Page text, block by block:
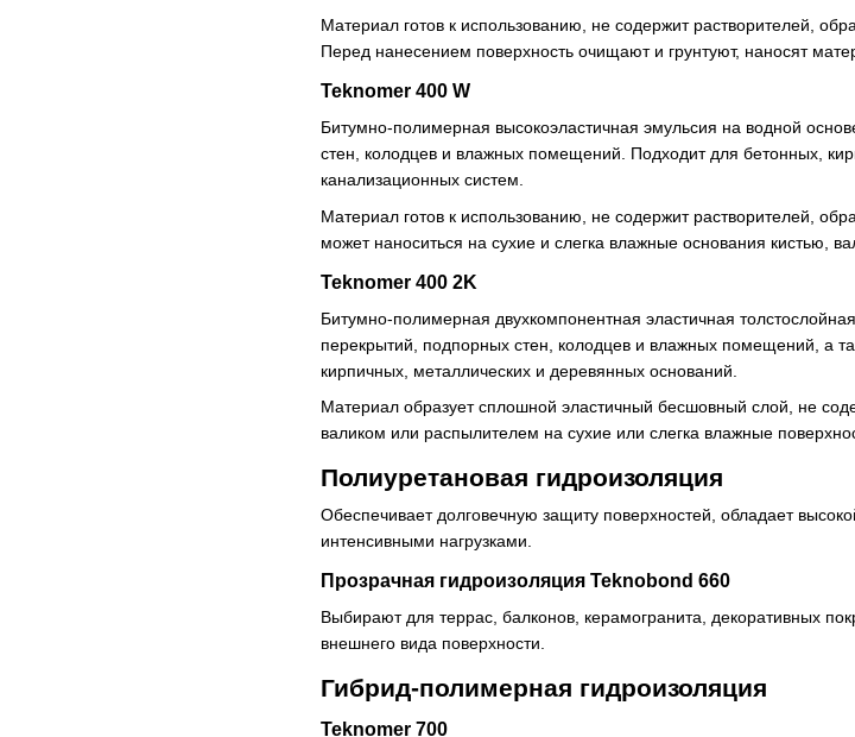
Материал готов к использованию, не содержит растворителей,
Перед нанесением поверхность очищают и грунтуют, наносят
Teknomer 400 W
Битумно-полимерная высокоэластичная эмульсия на водной
стен, колодцев и влажных помещений. Подходит для бетонных,
канализационных систем.
Материал готов к использованию, не содержит растворителей,
может наноситься на сухие и слегка влажные основания кистью,
Teknomer 400 2K
Битумно-полимерная двухкомпонентная эластичная
перекрытий, подпорных стен, колодцев и влажных помещений, а
кирпичных, металлических и деревянных оснований.
Материал образует сплошной эластичный бесшовный слой, не
валиком или распылителем на сухие или слегка влажные
Полиуретановая гидроизоляция
Обеспечивает долговечную защиту поверхностей, обладает
интенсивными нагрузками.
Прозрачная гидроизоляция Teknobond 660
Выбирают для террас, балконов, керамогранита, декоративных
внешнего вида поверхности.
Гибрид-полимерная гидроизоляция
Teknomer 700